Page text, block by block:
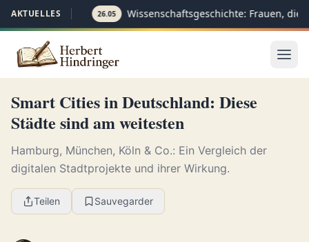
AKTUELLES 26.05 Wissenschaftsgeschichte: Frauen, die
Smart Cities in Deutschland: Diese
Städte sind am weitesten
Hamburg, München, Köln & Co.: Ein Vergleich der
digitalen Stadtprojekte und ihrer Wirkung.
Teilen Sauvegarder